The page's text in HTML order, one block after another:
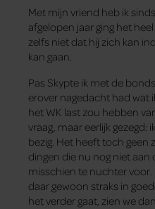
Met mijn vriend heb ik
afgelopen jaar ging het
zelfs niet dat hij zich kan
kan gaan.
Pas Skypte ik met de
erover nagedacht had wat
het WK last zou hebben
vraag, maar eerlijk
bezig. Het heeft toch
dingen die nu nog niet aan
misschien te nuchter
daar gewoon straks in
het verder gaat, zien we